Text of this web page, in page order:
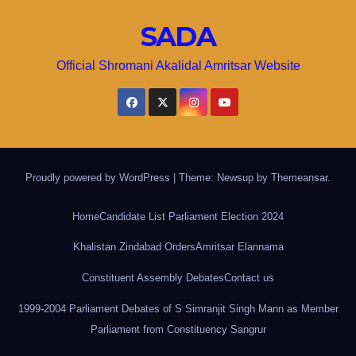
SADA
Official Shromani Akalidal Amritsar Website
Proudly powered by WordPress Theme: Newsup by Themeansar.
HomeCandidate List Parliament Election 2024
Khalistan Zindabad OrdersAmritsar Elannama
Constituent Assembly DebatesContact us
1999-2004 Parliament Debates of S Simranjit Singh Mann as Member
Parliament from Constituency Sangrur